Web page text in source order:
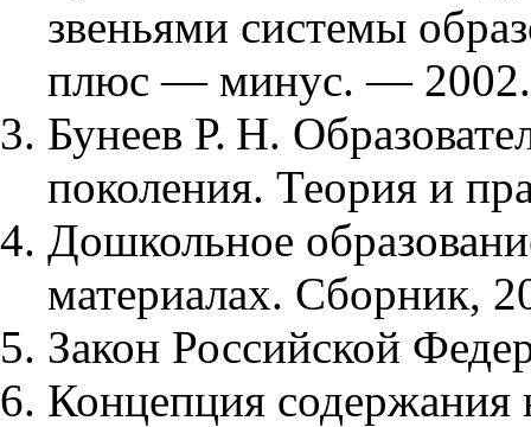
звеньями системы
плюс — минус. —
Бунеев Р. Н.
поколения. Теория и
Дошкольное
материалах. Сборник,
Закон Российской
Концепция содержания